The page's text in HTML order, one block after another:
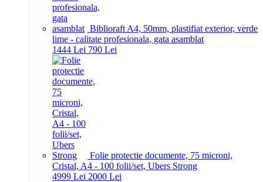
Biblioraft A4, 50mm, plastifiat exterior, verde
lime - calitate profesionala, gata asamblat
1444 Lei 790 Lei
Folie protectie documente, 75 microni,
Cristal, A4 - 100 folii/set, Ubers Strong
4999 Lei 2000 Lei